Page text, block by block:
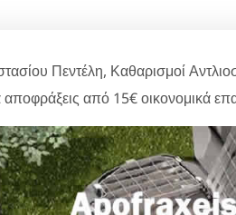
Πεντέλη, Καθαρισμοί
αποφράξεις από 15€ οικονομικά